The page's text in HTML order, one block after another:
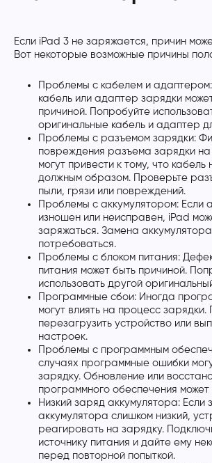
Если iPad 3 не заряжается, причин
Вот некоторые возможные причины
Проблемы с кабелем и
кабель или адаптер зарядки
причиной. Попробуйте
оригинальные кабель и адаптер
Проблемы с разъемом зарядки:
повреждения разъема зарядки на
могут привести к тому, что
должным образом. Проверьте
пыли, грязи или повреждений.
Проблемы с аккумулятором: Если
изношен или неисправен, iPad
заряжаться. Замена
потребоваться.
Проблемы с блоком питания:
питания может быть причиной.
использовать другой
Программные сбои: Иногда
могут влиять на процесс
перезагрузить устройство или
настроек.
Проблемы с программным
случаях программные ошибки
зарядку. Обновление или
программного обеспечения может
Низкий заряд аккумулятора: Если
аккумулятора слишком низкий,
реагировать на зарядку.
источнику питания и дайте ему
перед повторной попыткой.